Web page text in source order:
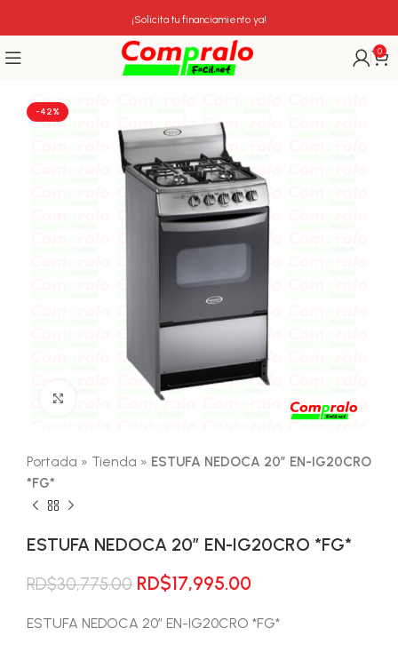
¡Solicita tu financiamiento ya!
0
-42%
Click para agrandar
Portada » Tienda » ESTUFA NEDOCA 20″ EN-IG20CRO
*FG*
ESTUFA NEDOCA 20″ EN-IG20CRO *FG*
RD$30,775.00 El
original
RD$17,995.00El
actual
ESTUFA NEDOCA 20″ EN-IG20CRO *FG*